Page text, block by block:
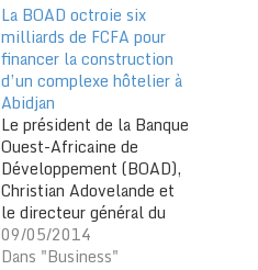
La BOAD octroie six
milliards de FCFA pour
financer la construction
d’un complexe hôtelier à
Abidjan
Le président de la Banque
Ouest-Africaine de
Développement (BOAD),
Christian Adovelande et
le directeur général du
groupe Teyliom
International, Yigo Thiam
09/05/2014
Dans "Business"